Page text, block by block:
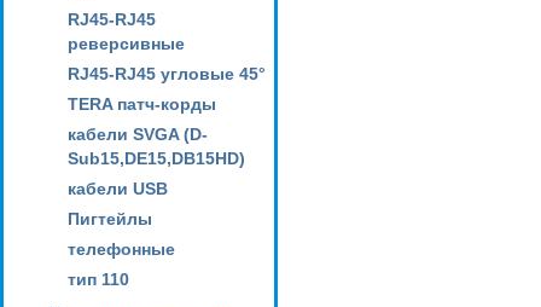
RJ45-RJ45
реверсивные
RJ45-RJ45 угловые 45°
TERA патч-корды
кабели SVGA (D-
Sub15,DE15,DB15HD)
кабели USB
Пигтейлы
телефонные
тип 110